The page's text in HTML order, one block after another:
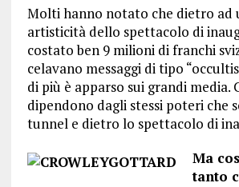
Molti hanno notato che dietro ad
artisticità dello spettacolo di
costato ben 9 milioni di franchi
celavano messaggi di tipo
di più è apparso sui grandi media.
dipendono dagli stessi poteri che
tunnel e dietro lo spettacolo di
Ma
tanto